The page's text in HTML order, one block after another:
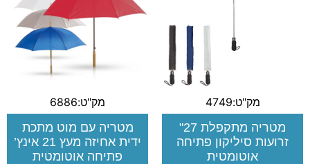
מק"ט:4749
מטריה מתקפלת 27"
זרועות סיליקון פתיחה
אוטומטית
מק"ט:6886
מטריה עם מוט מתכת
ידית אחיזה מעץ 21 אינץ’
פתיחה אוטומטית